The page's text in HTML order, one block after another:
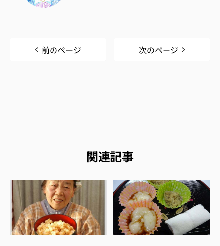
前のページ 次のページ
関連記事